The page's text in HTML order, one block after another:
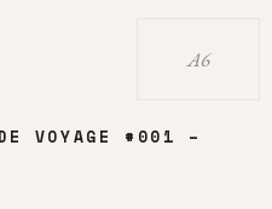
A6
VOYAGE #001 –